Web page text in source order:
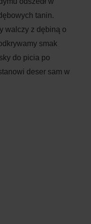
tanin.
walczy z dębiną o
smak
do picia po
deser sam w